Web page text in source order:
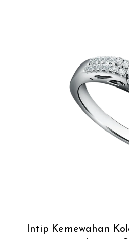
Intip Kemewahan